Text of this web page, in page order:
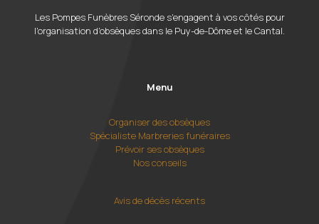
Les Pompes Funèbres Séronde s'engagent à vos côtés pour
l'organisation d'obsèques dans le Puy-de-Dôme et le Cantal.
Menu
Organiser des obsèques
Spécialiste Marbreries funéraires
Prévoir ses obsèques
Nos conseils
Avis de décès récents